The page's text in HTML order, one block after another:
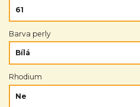
Barva perly
Rhodium